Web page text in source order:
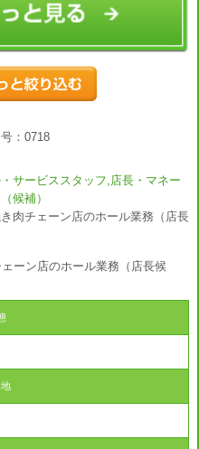
：0718
サービススタッフ,店長・マネー
候補）
肉チェーン店のホール業務（店長
ーン店のホール業務（店長候